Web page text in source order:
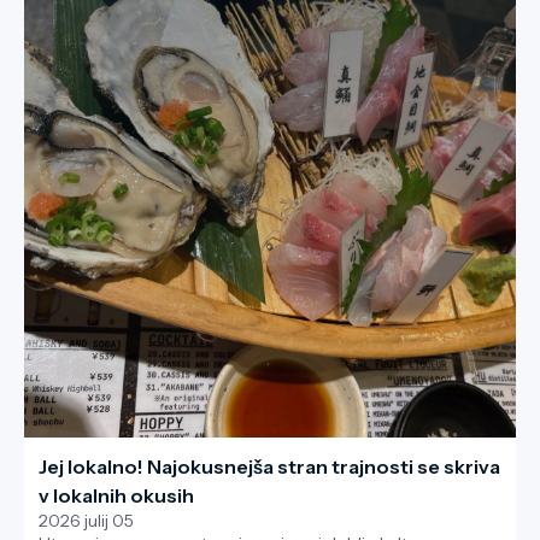
Jej lokalno! Najokusnejša stran trajnosti se skriva
v lokalnih okusih
2026 julij 05